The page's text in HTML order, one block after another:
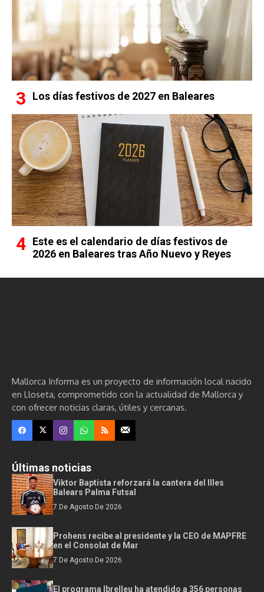
Los días festivos de 2027 en Baleares
Este es el calendario de días festivos de
2026 en Baleares tras Año Nuevo y Reyes
Mallorca Informa es un proyecto de información local nacido
en Lloseta, comprometido con la actualidad de Mallorca y
con ofrecer noticias claras, útiles y cercanas.
Últimas noticias
Viktor Baptista reforzará la cantera del Illes
Balears Palma Futsal
7 De Agosto De 2026
Prohens recibe al presidente y la CEO de MAPFRE
en el Consolat de Mar
7 De Agosto De 2026
El programa Ibrelleu ha atendido a 356 personas